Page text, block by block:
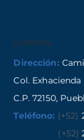
Contacto
Dirección:
Col.
C.P. 72150,
Teléfono: (+52)
(+52)